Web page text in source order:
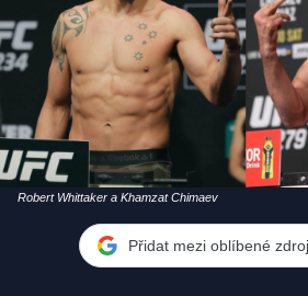
Robert Whittaker a Khamzat Chimaev
Přidat mezi oblíbené